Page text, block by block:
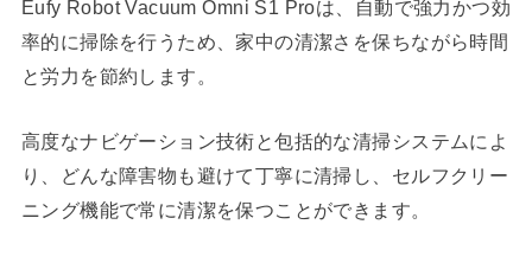
Eufy Robot Vacuum Omni S1 Proは、自動で強力かつ効
率的に掃除を行うため、家中の清潔さを保ちながら時間
と労力を節約します。
高度なナビゲーション技術と包括的な清掃システムによ
り、どんな障害物も避けて丁寧に清掃し、セルフクリー
ニング機能で常に清潔を保つことができます。